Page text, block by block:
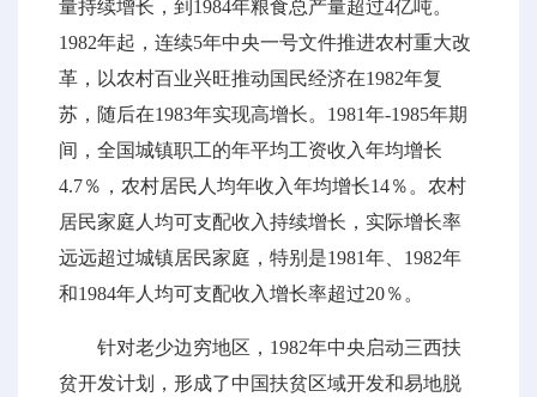
量持续增长，到1984年粮食总产量超过4亿吨。
1982年起，连续5年中央一号文件推进农村重大改
革，以农村百业兴旺推动国民经济在1982年复
苏，随后在1983年实现高增长。1981年-1985年期
间，全国城镇职工的年平均工资收入年均增长
4.7％，农村居民人均年收入年均增长14％。农村
居民家庭人均可支配收入持续增长，实际增长率
远远超过城镇居民家庭，特别是1981年、1982年
和1984年人均可支配收入增长率超过20％。
针对老少边穷地区，1982年中央启动三西扶
贫开发计划，形成了中国扶贫区域开发和易地脱